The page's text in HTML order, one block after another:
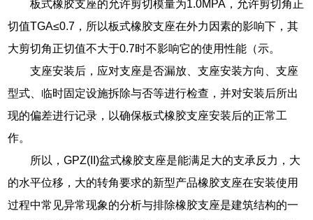
板式橡胶支座的允许剪切模量为1.0MPA，允许剪切角正
切值TGA≤0.7，所以板式橡胶支座在外力因素的影响下，其
大剪切角正切值不大于0.7时不影响它的使用性能（示。
支座安装后，应对支座是否漏放、支座安装方向、支座
型式、临时固定设施拆除与否等进行检查，并对安装后所出
现的偏差进行记录，以确保板式橡胶支座安装后的正常工
作。
所以，GPZ(II)盆式橡胶支座是能满足大的支承反力，大
的水平位移，大的转角要求的新型产品橡胶支座在安装使用
过程中常见异常现象的分析与排除橡胶支座是建筑结构的一